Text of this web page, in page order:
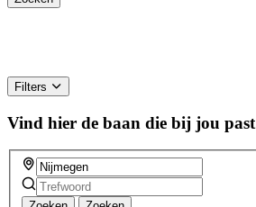
Filters
Vind hier de baan die bij jou past